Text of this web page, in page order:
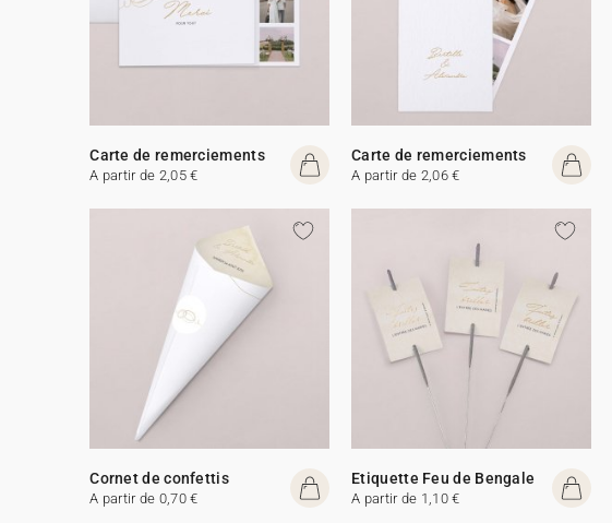
Carte de remerciements
A partir de 2,05 €
Carte de remerciements
A partir de 2,06 €
Cornet de confettis
A partir de 0,70 €
Etiquette Feu de Bengale
A partir de 1,10 €